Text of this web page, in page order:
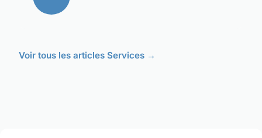
Voir tous les articles Services →